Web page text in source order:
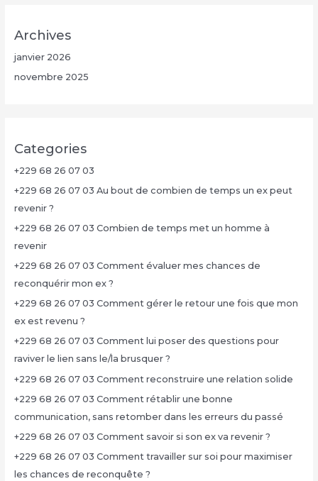
Archives
janvier 2026
novembre 2025
Categories
+229 68 26 07 03
+229 68 26 07 03 Au bout de combien de temps un ex peut
revenir ?
+229 68 26 07 03 Combien de temps met un homme à
revenir
+229 68 26 07 03 Comment évaluer mes chances de
reconquérir mon ex ?
+229 68 26 07 03 Comment gérer le retour une fois que mon
ex est revenu ?
+229 68 26 07 03 Comment lui poser des questions pour
raviver le lien sans le/la brusquer ?
+229 68 26 07 03 Comment reconstruire une relation solide
+229 68 26 07 03 Comment rétablir une bonne
communication, sans retomber dans les erreurs du passé
+229 68 26 07 03 Comment savoir si son ex va revenir ?
+229 68 26 07 03 Comment travailler sur soi pour maximiser
les chances de reconquête ?